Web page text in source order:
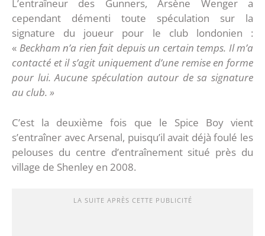
L’entraîneur des Gunners, Arsène Wenger a
cependant démenti toute spéculation sur la
signature du joueur pour le club londonien :
« Beckham n’a rien fait depuis un certain temps. Il m’a
contacté et il s’agit uniquement d’une remise en forme
pour lui. Aucune spéculation autour de sa signature
au club. »
C’est la deuxième fois que le Spice Boy vient
s’entraîner avec Arsenal, puisqu’il avait déjà foulé les
pelouses du centre d’entraînement situé près du
village de Shenley en 2008.
LA SUITE APRÈS CETTE PUBLICITÉ